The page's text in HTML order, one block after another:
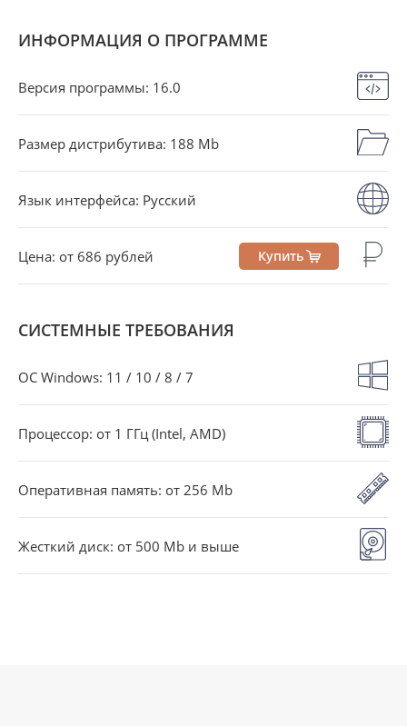
ИНФОРМАЦИЯ О ПРОГРАММЕ
Версия программы: 16.0
Размер дистрибутива: 188 Mb
Язык интерфейса: Русский
Цена: от 686 рублей Купить
СИСТЕМНЫЕ ТРЕБОВАНИЯ
OC Windows: 11 / 10 / 8 / 7
Процессор: от 1 ГГц (Intel, AMD)
Оперативная память: от 256 Mb
Жесткий диск: от 500 Mb и выше